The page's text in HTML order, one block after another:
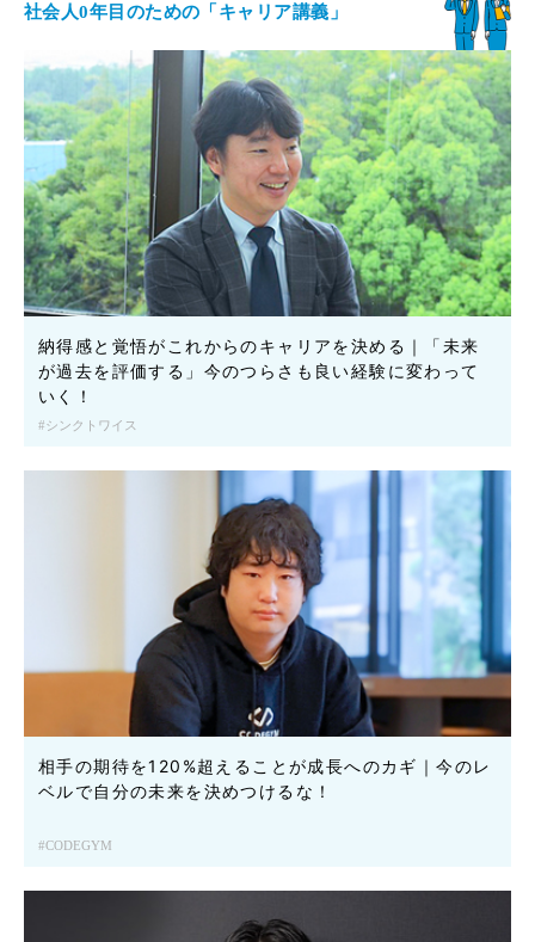
社会人0年目のための「キャリア講義」
納得感と覚悟がこれからのキャリアを決める｜「未来
が過去を評価する」今のつらさも良い経験に変わって
いく！
シンクトワイス
相手の期待を120%超えることが成長へのカギ｜今のレ
ベルで自分の未来を決めつけるな！
CODEGYM